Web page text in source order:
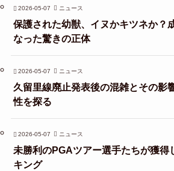
2026-05-07 ニュース
保護された幼獣、イヌかキツネか？
なった驚きの正体
2026-05-07 ニュース
久留里線廃止発表後の混雑とその影
性を探る
2026-05-07 ニュース
未勝利のPGAツアー選手たちが獲得
キング